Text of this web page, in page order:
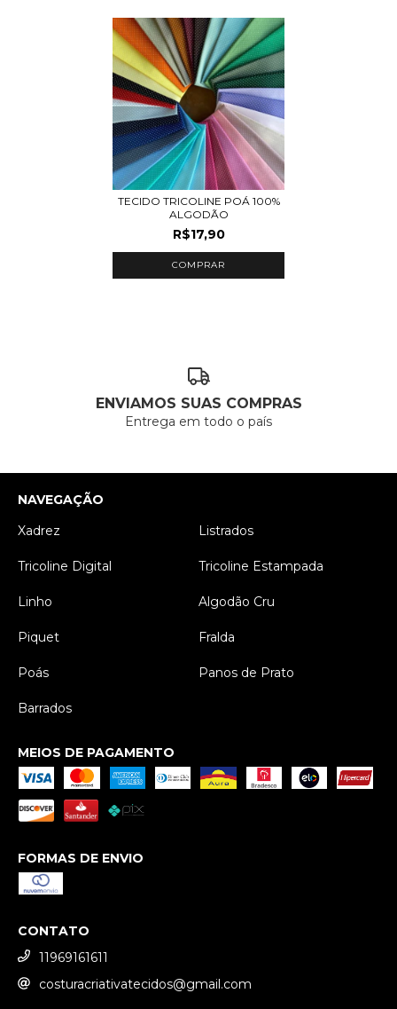
TECIDO TRICOLINE POÁ 100%
ALGODÃO
R$17,90
COMPRAR
ENVIAMOS SUAS COMPRAS
Entrega em todo o país
NAVEGAÇÃO
Xadrez
Listrados
Tricoline Digital Tricoline Estampada
Linho Algodão Cru
Piquet Fralda
Poás Panos de Prato
Barrados
MEIOS DE PAGAMENTO
FORMAS DE ENVIO
CONTATO
11969161611
costuracriativatecidos@gmail.com